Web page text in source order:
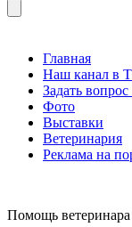
Главная
Наш канал в
Задать
Фото
Выставки
Ветеринария
Реклама на
Помощь ветеринара